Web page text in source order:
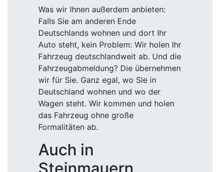
Was wir Ihnen außerdem anbieten:
Falls Sie am anderen Ende
Deutschlands wohnen und dort Ihr
Auto steht, kein Problem: Wir holen Ihr
Fahrzeug deutschlandweit ab. Und die
Fahrzeugabmeldung? Die übernehmen
wir für Sie. Ganz egal, wo Sie in
Deutschland wohnen und wo der
Wagen steht. Wir kommen und holen
das Fahrzeug ohne große
Formalitäten ab.
Auch in